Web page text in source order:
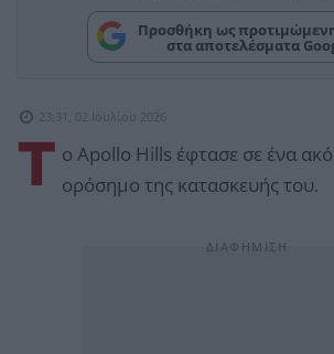
Προσθήκη ως
στα αποτελέσματα
23:31, 02 Ιουλίου 2026
Τ ο Apollo Hills έφτασε σε ένα
ορόσημο της κατασκευής του.